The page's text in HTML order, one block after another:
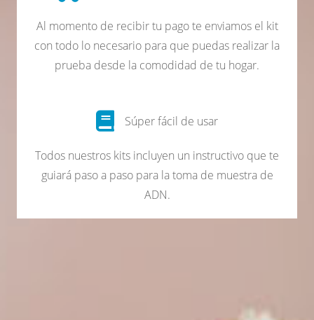
Al momento de recibir tu pago te enviamos el kit
con todo lo necesario para que puedas realizar la
prueba desde la comodidad de tu hogar.
Súper fácil de usar
Todos nuestros kits incluyen un instructivo que te
guiará paso a paso para la toma de muestra de
ADN.